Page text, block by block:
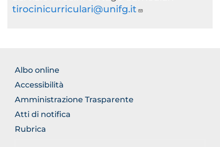
tirocinicurriculari@unifg.it
BROWSE
THE
SECTION
Albo online
Accessibilità
Amministrazione Trasparente
Atti di notifica
Rubrica